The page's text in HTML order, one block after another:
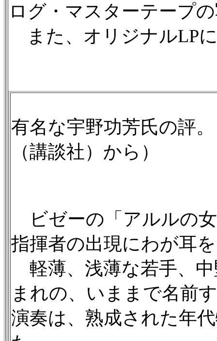
ログ・マスターテープ
また、オリジナルLP
有名な宇野功芳氏の評
（講談社）から）
ビゼーの「アルルの
指揮者の出現にわが耳
軽薄、浅薄な若手、
まれの、いままで名前
演奏は、熟成された年